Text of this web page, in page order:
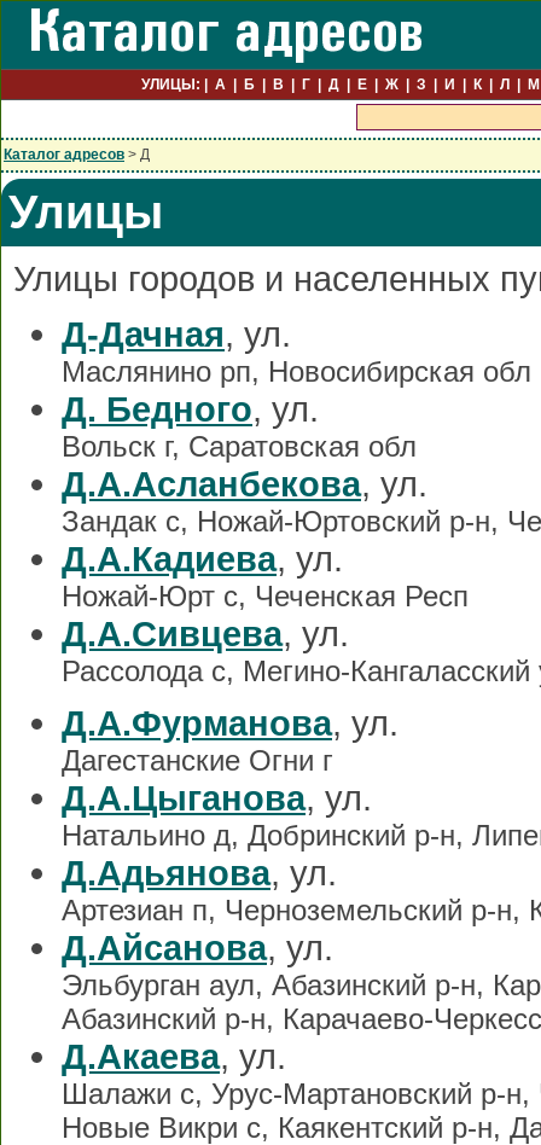
УЛИЦЫ: А Б В Г Д Е Ж З И К Л М
Каталог адресов > Д
Улицы
Улицы городов и населенных
Д-Дачная, ул.
Маслянино рп, Новосибирская обл
Д. Бедного, ул.
Вольск г, Саратовская обл
Д.А.Асланбекова, ул.
Зандак с, Ножай-Юртовский р-н,
Д.А.Кадиева, ул.
Ножай-Юрт с, Чеченская Респ
Д.А.Сивцева, ул.
Рассолода с, Мегино-
Д.А.Фурманова, ул.
Дагестанские Огни г
Д.А.Цыганова, ул.
Натальино д, Добринский р-н,
Д.Адьянова, ул.
Артезиан п, Черноземельский р-н,
Д.Айсанова, ул.
Эльбурган аул, Абазинский р-н,
Абазинский р-н, Карачаево-
Д.Акаева, ул.
Шалажи с, Урус-Мартановский р-н,
Новые Викри с, Каякентский р-н,